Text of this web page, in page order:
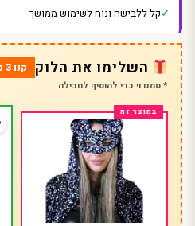
קל ללבישה ונוח לשימוש ממושך
השלימו את הלוק קנו 3 פריטים קבלו 10% הנחה!
* סמנו וי כדי להוסיף לחבילה